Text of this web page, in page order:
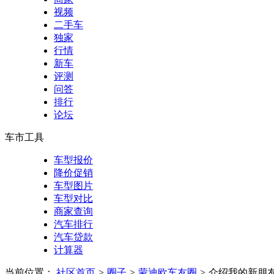
视频
二手车
独家
行情
新车
评测
问答
排行
论坛
车市工具
车型报价
降价促销
车型图片
车型对比
商家查询
汽车排行
汽车贷款
计算器